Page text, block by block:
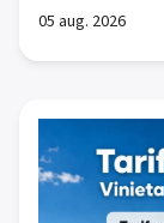
05 aug. 2026